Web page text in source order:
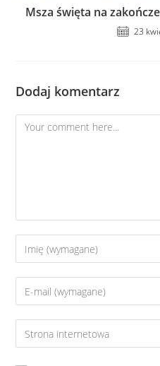
Msza święta na
23
Dodaj komentarz